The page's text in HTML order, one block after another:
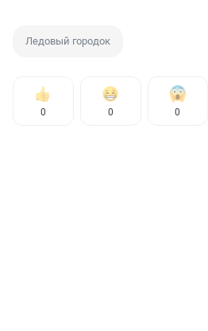
Ледовый городок
0 0 0